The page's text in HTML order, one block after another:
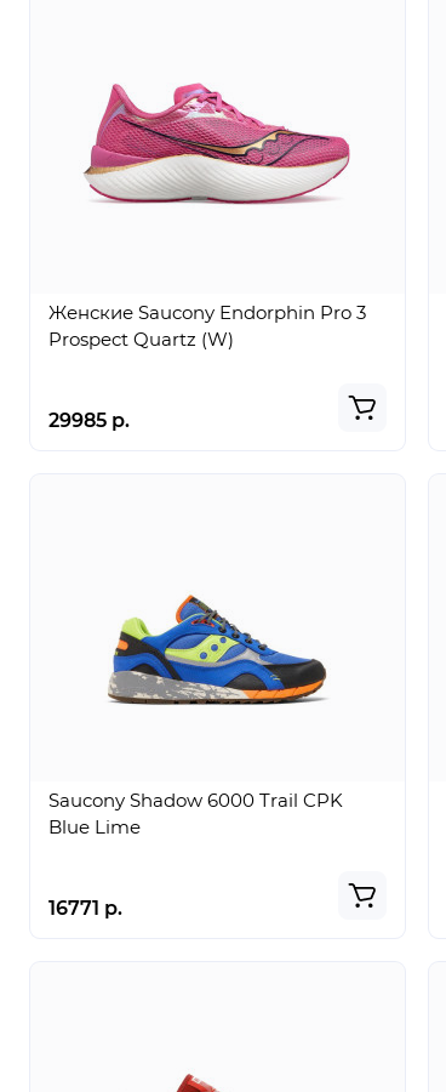
Женские Saucony Endorphin Pro 3
Prospect Quartz (W)
29985 р.
Saucony Shadow 6000 Trail CPK
Blue Lime
16771 р.